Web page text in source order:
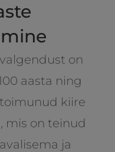
on
aasta ning
kiire
mis on teinud
ja